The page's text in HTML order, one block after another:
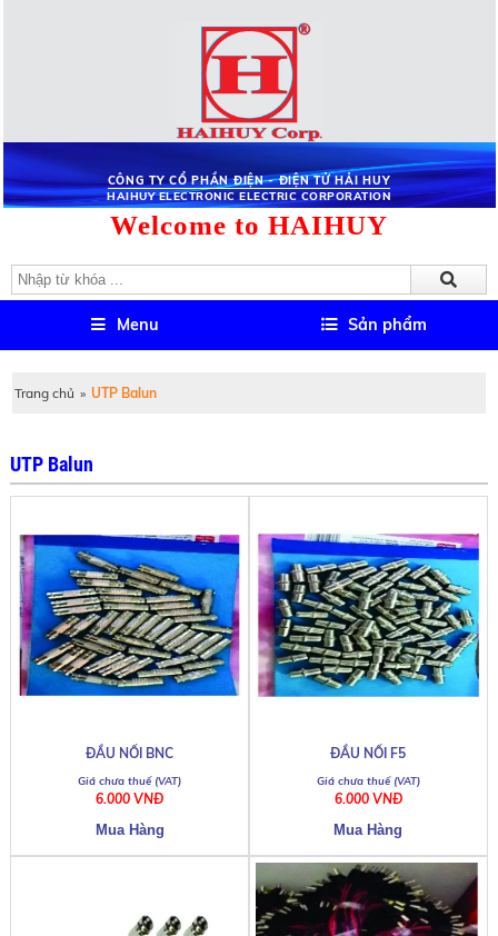
CÔNG TY CỔ PHẦN ĐIỆN - ĐIỆN TỬ HẢI HUY
HAIHUY ELECTRONIC ELECTRIC CORPORATION
Welcome to HAIHUY
Menu Sản phẩm
Trang chủ » UTP Balun
UTP Balun
ĐẦU NỐI BNC
6.000 VNĐ
ĐẦU NỐI F5
6.000 VNĐ